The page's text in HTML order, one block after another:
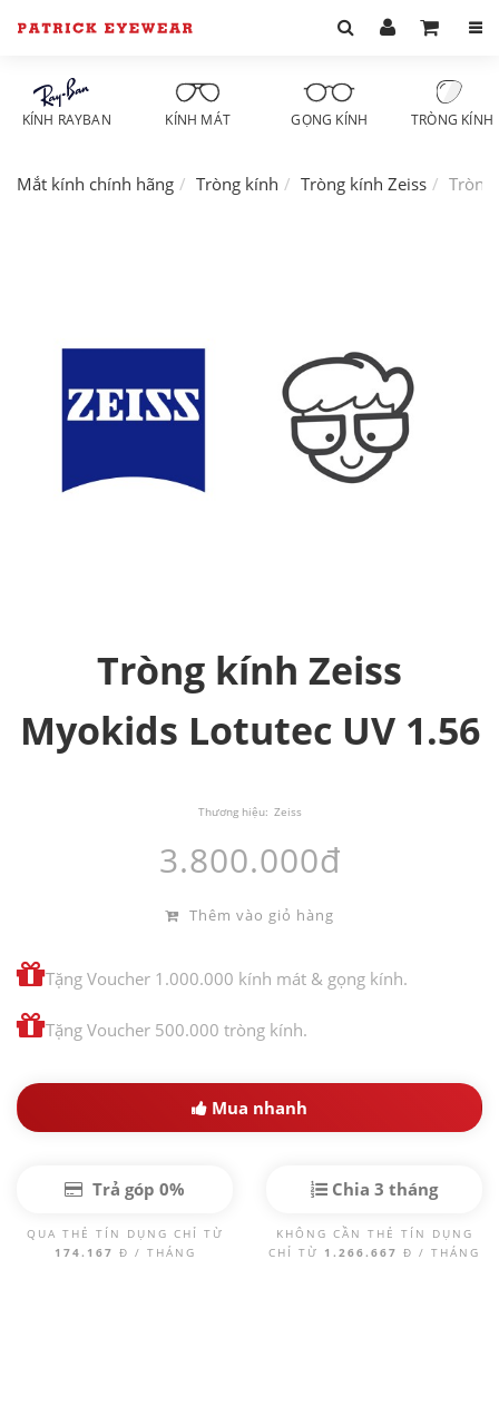
KÍNH RAYBAN KÍNH MÁT GỌNG KÍNH TRÒNG KÍNH
Mắt kính chính hãng Tròng kính Tròng kính Zeiss Tròng
Tròng kính Zeiss
Myokids Lotutec UV 1.56
Thương hiệu: Zeiss
3.800.000đ
Thêm vào giỏ hàng
Tặng Voucher 1.000.000 kính mát & gọng kính.
Tặng Voucher 500.000 tròng kính.
Mua nhanh
Trả góp 0%
QUA THẺ TÍN DỤNG CHỈ TỪ
174.167 Đ / THÁNG
Chia 3 tháng
KHÔNG CẦN THẺ TÍN DỤNG
CHỈ TỪ 1.266.667 Đ / THÁNG